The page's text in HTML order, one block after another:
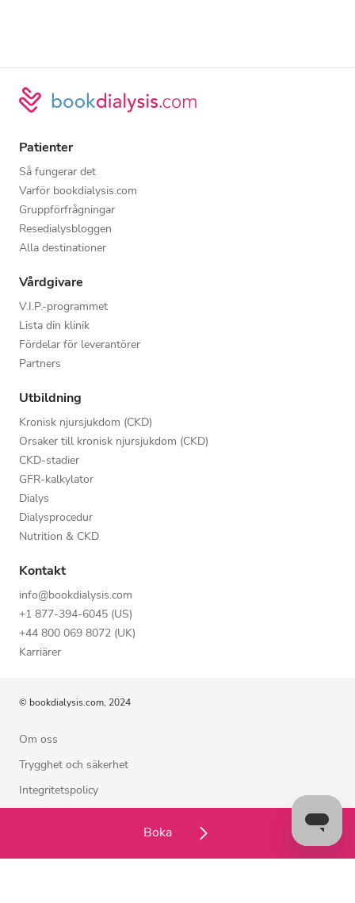
Boka
Patienter
Så fungerar det
Varför bookdialysis.com
Gruppförfrågningar
Resedialysbloggen
Alla destinationer
Vårdgivare
V.I.P.-programmet
Lista din klinik
Fördelar för leverantörer
Partners
Utbildning
Kronisk njursjukdom (CKD)
Orsaker till kronisk njursjukdom (CKD)
CKD-stadier
GFR-kalkylator
Dialys
Dialysprocedur
Nutrition & CKD
Kontakt
info@bookdialysis.com
+1 877-394-6045 (US)
+44 800 069 8072 (UK)
Karriärer
© bookdialysis.com, 2024
Om oss
Trygghet och säkerhet
Integritetspolicy